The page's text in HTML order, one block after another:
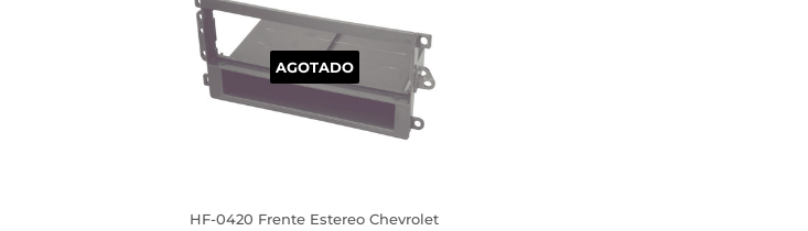
AGOTADO
HF-0420 Frente Estereo Chevrolet